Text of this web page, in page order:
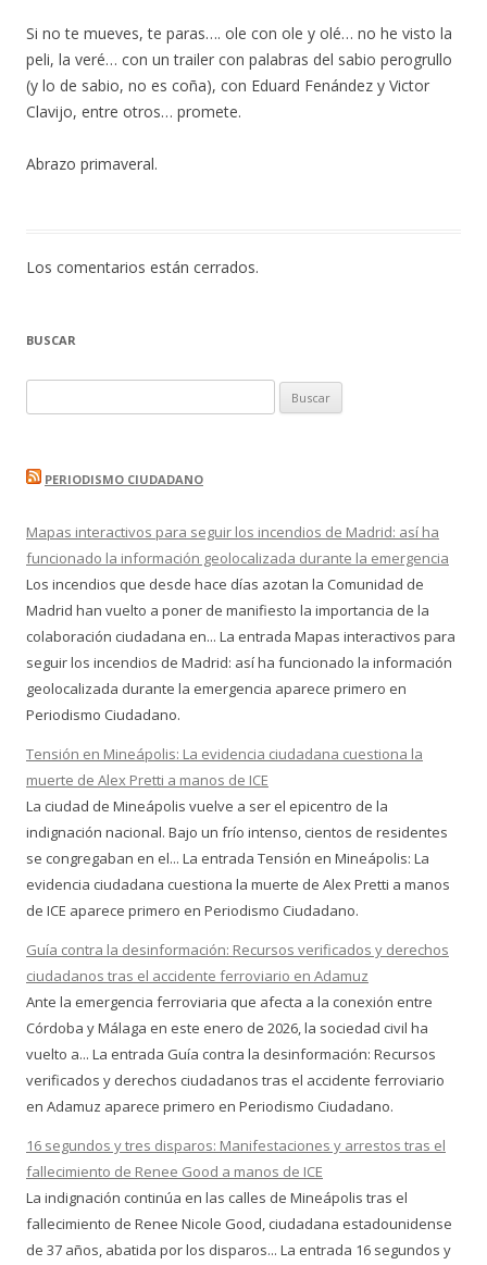
Si no te mueves, te paras…. ole con ole y olé… no he visto la
peli, la veré… con un trailer con palabras del sabio perogrullo
(y lo de sabio, no es coña), con Eduard Fenández y Victor
Clavijo, entre otros… promete.
Abrazo primaveral.
Los comentarios están cerrados.
BUSCAR
PERIODISMO CIUDADANO
Mapas interactivos para seguir los incendios de Madrid: así ha
funcionado la información geolocalizada durante la emergencia
Los incendios que desde hace días azotan la Comunidad de
Madrid han vuelto a poner de manifiesto la importancia de la
colaboración ciudadana en... La entrada Mapas interactivos para
seguir los incendios de Madrid: así ha funcionado la información
geolocalizada durante la emergencia aparece primero en
Periodismo Ciudadano.
Tensión en Mineápolis: La evidencia ciudadana cuestiona la
muerte de Alex Pretti a manos de ICE
La ciudad de Mineápolis vuelve a ser el epicentro de la
indignación nacional. Bajo un frío intenso, cientos de residentes
se congregaban en el... La entrada Tensión en Mineápolis: La
evidencia ciudadana cuestiona la muerte de Alex Pretti a manos
de ICE aparece primero en Periodismo Ciudadano.
Guía contra la desinformación: Recursos verificados y derechos
ciudadanos tras el accidente ferroviario en Adamuz
Ante la emergencia ferroviaria que afecta a la conexión entre
Córdoba y Málaga en este enero de 2026, la sociedad civil ha
vuelto a... La entrada Guía contra la desinformación: Recursos
verificados y derechos ciudadanos tras el accidente ferroviario
en Adamuz aparece primero en Periodismo Ciudadano.
16 segundos y tres disparos: Manifestaciones y arrestos tras el
fallecimiento de Renee Good a manos de ICE
La indignación continúa en las calles de Mineápolis tras el
fallecimiento de Renee Nicole Good, ciudadana estadounidense
de 37 años, abatida por los disparos... La entrada 16 segundos y